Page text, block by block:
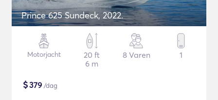
Prince 625 Sundeck, 2022.
Motorjacht
20 ft
6 m
8 Varen 1
$379 /dag